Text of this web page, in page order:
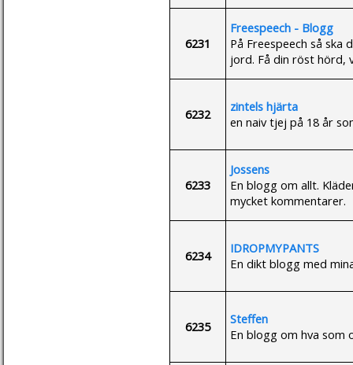
6231
Freespeech - Blogg
På Freespeech så
jord. Få din röst hörd,
6232
zintels hjärta
en naiv tjej på 18 år
6233
Jossens
En blogg om allt.
mycket kommentarer.
6234
IDROPMYPANTS
En dikt blogg med
6235
Steffen
En blogg om hva som